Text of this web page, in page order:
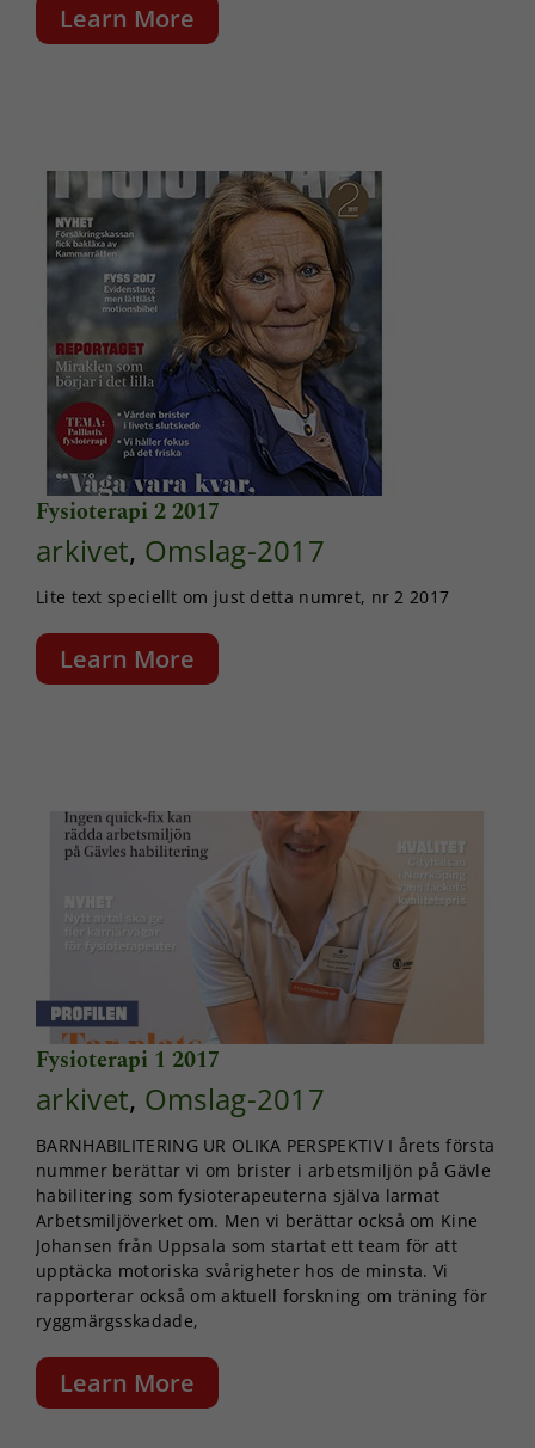
Learn More
Fysioterapi 2 2017
arkivet, Omslag-2017
Lite text speciellt om just detta numret, nr 2 2017
Learn More
Fysioterapi 1 2017
arkivet, Omslag-2017
BARNHABILITERING UR OLIKA PERSPEKTIV I årets första
nummer berättar vi om brister i arbetsmiljön på Gävle
habilitering som fysioterapeuterna själva larmat
Arbetsmiljöverket om. Men vi berättar också om Kine
Johansen från Uppsala som startat ett team för att
upptäcka motoriska svårigheter hos de minsta. Vi
rapporterar också om aktuell forskning om träning för
ryggmärgsskadade,
Learn More
ditt besök.
Om du nekar
de här
kakorna
kommer viss
funktionalitet
att försvinna
från
hemsidan.
Marknadsföring
Genom att dela
med dig av dina
beteende när du
surfar ökar du
chansen att få se
personligt